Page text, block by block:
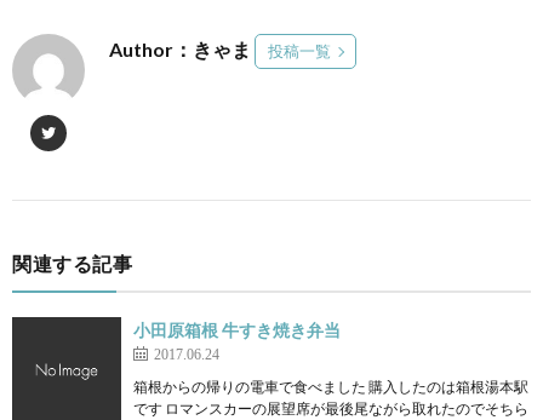
Author：きゃま 投稿一覧
関連する記事
小田原箱根 牛すき焼き弁当
2017.06.24
箱根からの帰りの電車で食べました 購入したのは箱根湯本駅
です ロマンスカーの展望席が最後尾ながら取れたのでそちら